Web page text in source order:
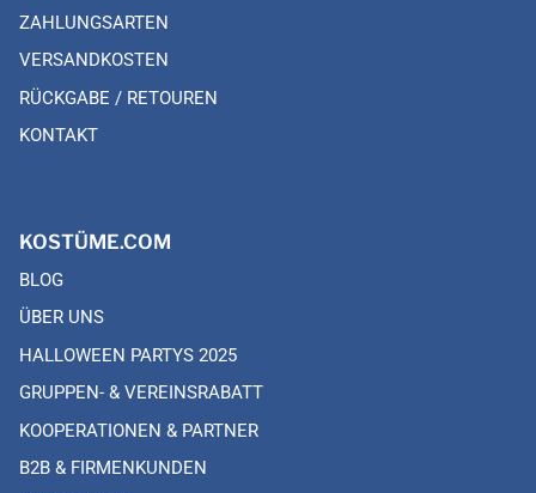
ZAHLUNGSARTEN
VERSANDKOSTEN
RÜCKGABE / RETOUREN
KONTAKT
KOSTÜME.COM
BLOG
ÜBER UNS
HALLOWEEN PARTYS 2025
GRUPPEN- & VEREINSRABATT
KOOPERATIONEN & PARTNER
B2B & FIRMENKUNDEN